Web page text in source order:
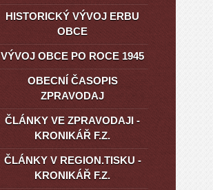
HISTORICKÝ VÝVOJ ERBU
OBCE
VÝVOJ OBCE PO ROCE 1945
OBECNÍ ČASOPIS
ZPRAVODAJ
ČLÁNKY VE ZPRAVODAJI -
KRONIKÁŘ F.Z.
ČLÁNKY V REGION.TISKU -
KRONIKÁŘ F.Z.